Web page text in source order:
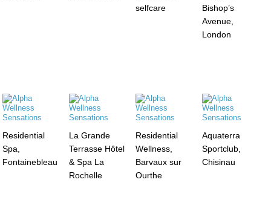
selfcare
Bishop’s
Avenue,
London
Residential
Spa,
Fontainebleau
La Grande
Terrasse Hôtel
& Spa La
Rochelle
Residential
Wellness,
Barvaux sur
Ourthe
Aquaterra
Sportclub,
Chisinau